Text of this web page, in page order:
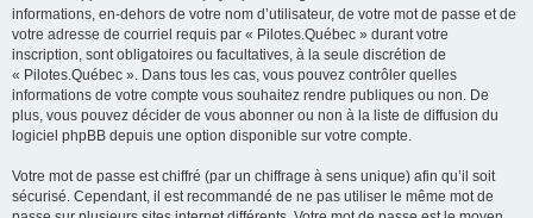
informations, en-dehors de votre nom d’utilisateur, de votre mot de passe et de
votre adresse de courriel requis par « Pilotes.Québec » durant votre
inscription, sont obligatoires ou facultatives, à la seule discrétion de
« Pilotes.Québec ». Dans tous les cas, vous pouvez contrôler quelles
informations de votre compte vous souhaitez rendre publiques ou non. De
plus, vous pouvez décider de vous abonner ou non à la liste de diffusion du
logiciel phpBB depuis une option disponible sur votre compte.
Votre mot de passe est chiffré (par un chiffrage à sens unique) afin qu’il soit
sécurisé. Cependant, il est recommandé de ne pas utiliser le même mot de